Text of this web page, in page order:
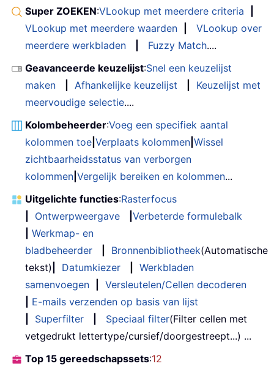
Super ZOEKEN:VLookup met meerdere criteria
VLookup met meerdere waarden
VLookup over
meerdere werkbladen
Fuzzy Match....
Geavanceerde keuzelijst:Snel een keuzelijst
maken
Afhankelijke keuzelijst
Keuzelijst met
meervoudige selectie....
Kolombeheerder:Voeg een specifiek aantal
kolommen toe Verplaats kolommen Wissel
zichtbaarheidsstatus van verborgen
kolommen Vergelijk bereiken en kolommen...
Uitgelichte functies:Rasterfocus
Ontwerpweergave
Verbeterde formulebalk
Werkmap- en
bladbeheerder
Bronnenbibliotheek(Automatische
tekst)
Datumkiezer
Werkbladen
samenvoegen
Versleutelen/Cellen decoderen
E-mails verzenden op basis van lijst
Superfilter Speciaal filter(Filter cellen met
vetgedrukt lettertype/cursief/doorgestreept...) ...
Top 15 gereedschapssets:12